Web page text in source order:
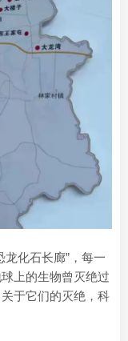
化石长廊”，每一
上的生物曾灭绝过
于它们的灭绝，科